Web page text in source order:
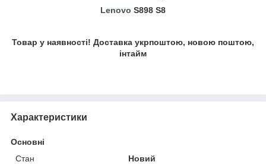
Lenovo S898 S8
Товар у наявності! Доставка укрпоштою, новою поштою,
інтайм
Характеристики
Основні
Стан
Новий